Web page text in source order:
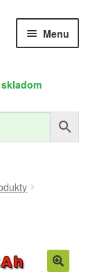
Menu
menu